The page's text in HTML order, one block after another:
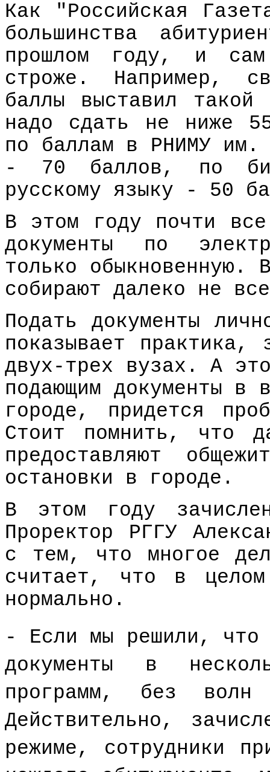
Как "Российская
большинства
прошлом году, и сам
строже. Например,
баллы выставил
надо сдать не ниже
по баллам в РНИМУ им.
- 70 баллов, по
русскому языку - 50
В этом году почти все
документы по
только обыкновенную.
собирают далеко не
Подать документы
показывает практика,
двух-трех вузах. А
подающим документы в
городе, придется
Стоит помнить, что
предоставляют
остановки в городе.
В этом году
Проректор РГГУ
с тем, что многое
считает, что в целом
нормально.
- Если мы решили, что
документы в
программ, без волн
Действительно,
режиме, сотрудники